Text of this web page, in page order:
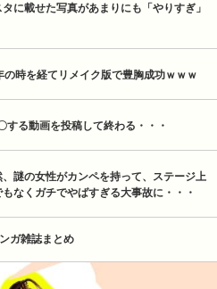
に載せた写真があまりにも「やりすぎ」
の時を経てリメイク版で豊胸成功ｗｗｗ
る動画を投稿して終わる・・・
謎の女性がカンペを持って、ステージ上
なくガチでやばすぎる大事故に・・・
ガ雑誌まとめ